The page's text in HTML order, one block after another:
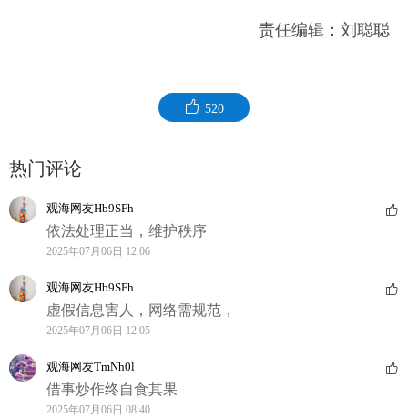
责任编辑：刘聪聪
520
热门评论
观海网友Hb9SFh
依法处理正当，维护秩序
2025年07月06日 12:06
观海网友Hb9SFh
虚假信息害人，网络需规范，
2025年07月06日 12:05
观海网友TmNh0l
借事炒作终自食其果
2025年07月06日 08:40